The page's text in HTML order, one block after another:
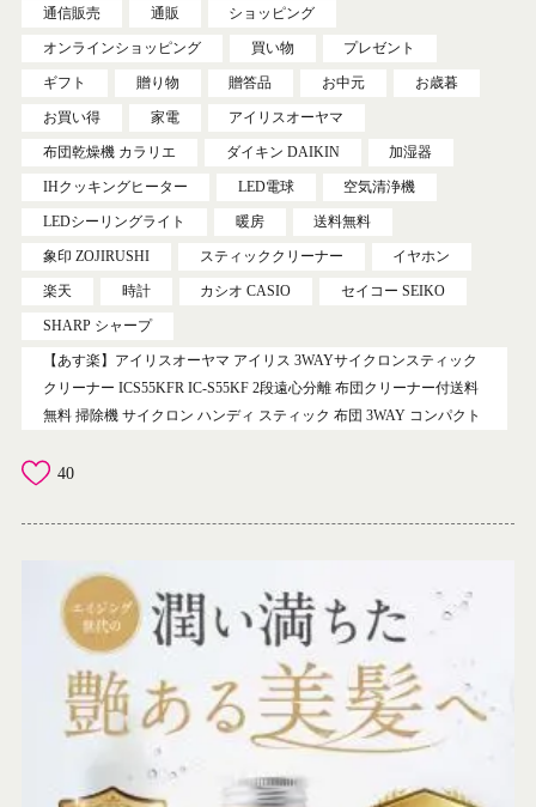
通信販売 通販 ショッピング
オンラインショッピング 買い物 プレゼント
ギフト 贈り物 贈答品 お中元 お歳暮
お買い得 家電 アイリスオーヤマ
布団乾燥機 カラリエ ダイキン DAIKIN 加湿器
IHクッキングヒーター LED電球 空気清浄機
LEDシーリングライト 暖房 送料無料
象印 ZOJIRUSHI スティッククリーナー イヤホン
楽天 時計 カシオ CASIO セイコー SEIKO
SHARP シャープ
【あす楽】アイリスオーヤマ アイリス 3WAYサイクロンスティック
クリーナー ICS55KFR IC-S55KF 2段遠心分離 布団クリーナー付送料
無料 掃除機 サイクロン ハンディ スティック 布団 3WAY コンパクト
40